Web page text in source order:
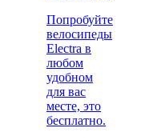
Попробуйте
велосипеды
Electra в
любом
удобном
для вас
месте, это
бесплатно.